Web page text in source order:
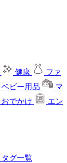
健康
ファ
ベビー用品
マ
おでかけ
エン
タグ一覧